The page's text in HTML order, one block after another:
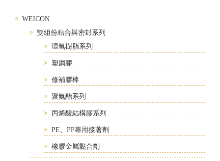
WEICON
雙組份粘合與密封系列
環氧樹脂系列
塑鋼膠
修補膠棒
聚氨酯系列
丙烯酸結構膠系列
PE、PP專用接著劑
橡膠金屬黏合劑